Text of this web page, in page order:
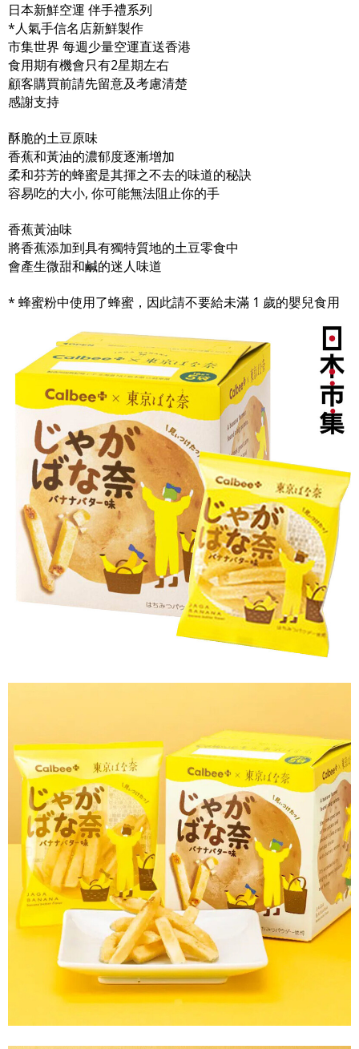
日本新鮮空運 伴手禮系列
*人氣手信名店新鮮製作
市集世界 每週少量空運直送香港
食用期有機會只有2星期左右
顧客購買前請先留意及考慮清楚
感謝支持
酥脆的土豆原味
香蕉和黃油的濃郁度逐漸增加
柔和芬芳的蜂蜜是其揮之不去的味道的秘訣
容易吃的大小, 你可能無法阻止你的手
香蕉黃油味
將香蕉添加到具有獨特質地的土豆零食中
會產生微甜和鹹的迷人味道
* 蜂蜜粉中使用了蜂蜜，因此請不要給未滿 1 歲的嬰兒食用